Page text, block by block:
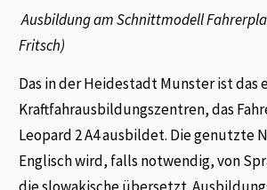
Ausbildung am Schnittmodell
Fritsch)
Das in der Heidestadt Munster ist das
Kraftfahrausbildungszentren, das
Leopard 2 A4 ausbildet. Die genutzte
Englisch wird, falls notwendig, von